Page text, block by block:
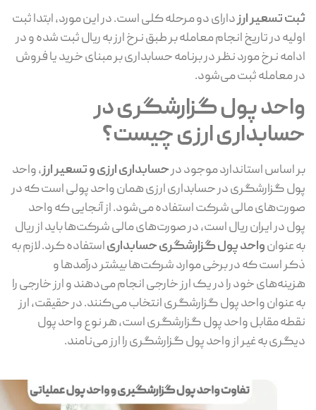
تسعیر ارزدارای دو مرحله کلی است. در این مورد، ابتدا ثبت
در تاریخ انجام معامله بر طبق نرخ ارز به ریال ثبت شده و در
نرخ مورد نظر در برنامه حسابداری بر مبنای خرید یا فروش
معامله ثبت می‌شود.
پول گزارشگری در
ارزی چیست؟
اساس استاندارد موجود درحسابداری ارزی و تسعیر ارز، واحد
گزارشگری در حسابداری ارزی همان واحد پولی است که در
مالی شرکت استفاده می‌شود. از آنجایی که واحد
در ایران ریال است، در صورت‌های مالی شرکت‌ها باید از ریال
عنوانواحد پول گزارشگری حسابداریاستفاده کرد. لازم به
است که در برخی موارد شرکت‌ها بیشتر درآمد‌ها و
خود را در یک ارز خارجی انجام می‌دهند و ارز خارجی را
عنوان واحد پول گزارشگری انتخاب می‌کنند. در حقیقت، ارز
مقابل واحد پول گزارشگری است، هر نوع واحد پول
به غیر از واحد پول گزارشگری را ارز می‌نامند.